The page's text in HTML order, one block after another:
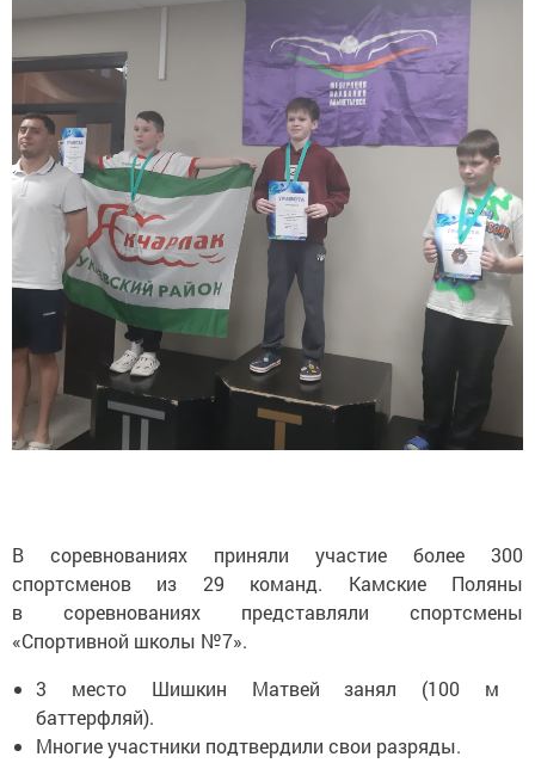
В соревнованиях приняли участие более 300
спортсменов из 29 команд. Камские Поляны
в соревнованиях представляли спортсмены
«Спортивной школы №7».
3 место Шишкин Матвей занял (100 м
баттерфляй).
Многие участники подтвердили свои разряды.